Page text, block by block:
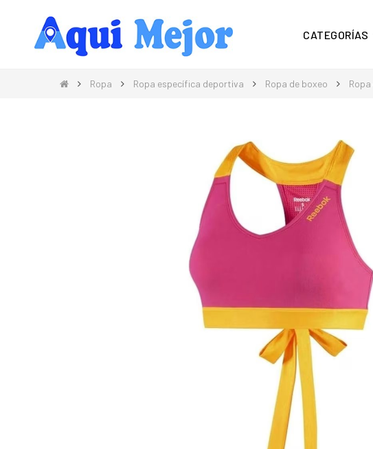
Compra Moda, Electrónica, Hogar y
CATEGORÍAS
Ropa Ropa específica deportiva Ropa de boxeo